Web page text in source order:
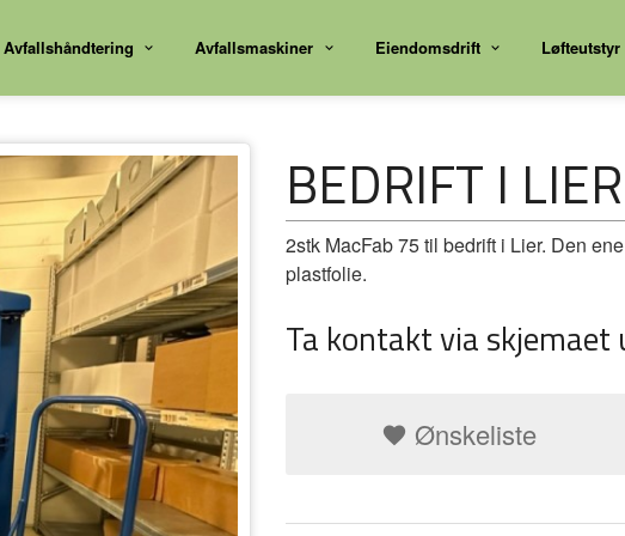
Avfallshåndtering Avfallsmaskiner Eiendomsdrift Løfteutstyr
BEDRIFT I LIER
2stk MacFab 75 til bedrift i Lier. Den
plastfolie.
Ta kontakt via skjemaet
Ønskeliste